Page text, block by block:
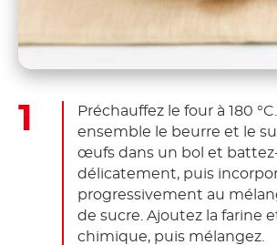
Préchauffez le four à 180
ensemble le beurre et le
œufs dans un bol et
délicatement, puis
progressivement au
de sucre. Ajoutez la farine
chimique, puis mélangez.